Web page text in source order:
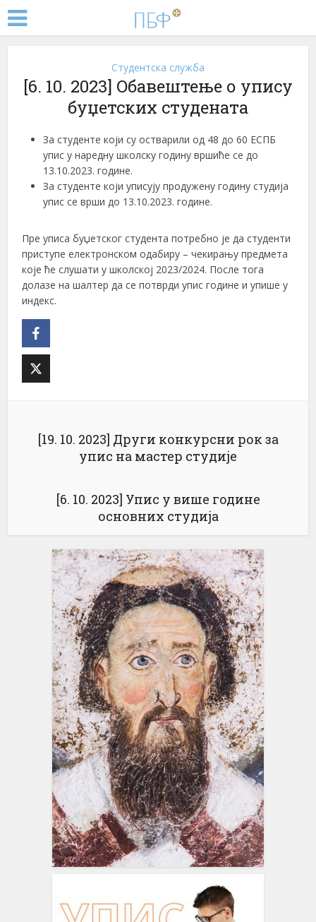
Студентска служба
[6. 10. 2023] Oбавештење о упису
буџетских студената
За студенте који су остварили од 48 до 60 ЕСПБ
упис у наредну школску годину вршиће се до
13.10.2023. године.
За студенте који уписују продужену годину студија
упис се врши до 13.10.2023. године.
Пре уписа буџетског студента потребно је да студенти
приступе електронском одабиру – чекирању предмета
које ће слушати у школској 2023/2024. После тога
долазе на шалтер да се потврди упис године и упише у
индекс.
[19. 10. 2023] Други конкурсни рок за
упис на мастер студије
[6. 10. 2023] Упис у више године
основних студија